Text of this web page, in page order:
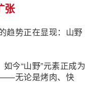
张
趋势正在显现：山野
今“山野”元素正成为
无论是烤肉、快